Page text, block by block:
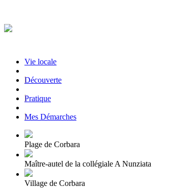
Vie locale
|Découverte
|Pratique
|Mes Démarches
Plage de Corbara
Maître-autel de la collégiale A Nunziata
Village de Corbara